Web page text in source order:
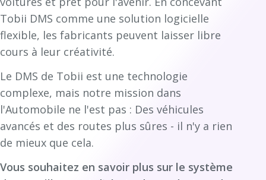
Tobii DMS comme une solution logicielle
flexible, les fabricants peuvent laisser libre
cours à leur créativité.
Le DMS de Tobii est une technologie
complexe, mais notre mission dans
l'Automobile ne l'est pas : Des véhicules
avancés et des routes plus sûres - il n'y a rien
de mieux que cela.
Vous souhaitez en savoir plus sur le système